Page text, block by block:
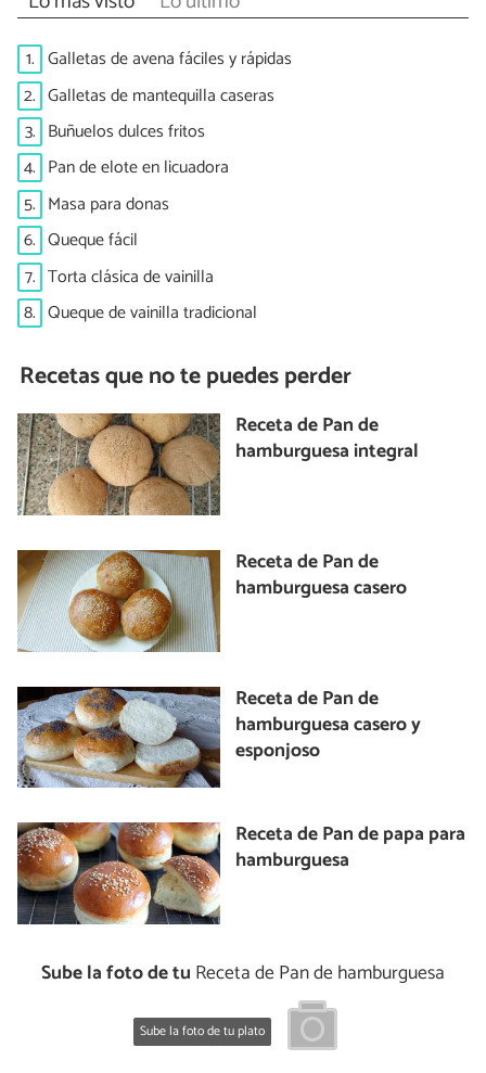
1. Galletas de avena fáciles y rápidas
2. Galletas de mantequilla caseras
3. Buñuelos dulces fritos
4. Pan de elote en licuadora
5. Masa para donas
6. Queque fácil
7. Torta clásica de vainilla
8. Queque de vainilla tradicional
Recetas que no te puedes perder
Receta de Pan de
hamburguesa integral
Receta de Pan de
hamburguesa casero
Receta de Pan de
hamburguesa casero y
esponjoso
Receta de Pan de papa para
hamburguesa
Sube la foto de tu Receta de Pan de hamburguesa
Sube la foto de tu plato